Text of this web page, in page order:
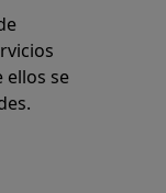
ellos se